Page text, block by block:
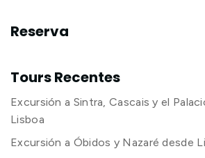
Reserva
Tours Recentes
Excursión a Sintra, Cascais y el
Lisboa
Excursión a Óbidos y Nazaré desde